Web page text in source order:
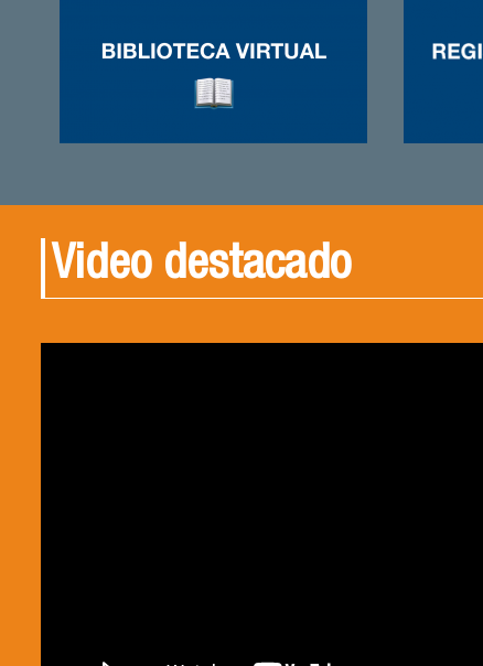
Video destacado